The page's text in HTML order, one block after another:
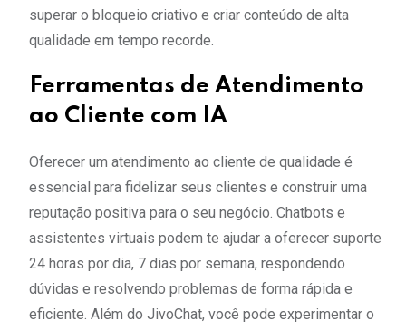
superar o bloqueio criativo e criar conteúdo de alta
qualidade em tempo recorde.
Ferramentas de Atendimento
ao Cliente com IA
Oferecer um atendimento ao cliente de qualidade é
essencial para fidelizar seus clientes e construir uma
reputação positiva para o seu negócio. Chatbots e
assistentes virtuais podem te ajudar a oferecer suporte
24 horas por dia, 7 dias por semana, respondendo
dúvidas e resolvendo problemas de forma rápida e
eficiente. Além do JivoChat, você pode experimentar o